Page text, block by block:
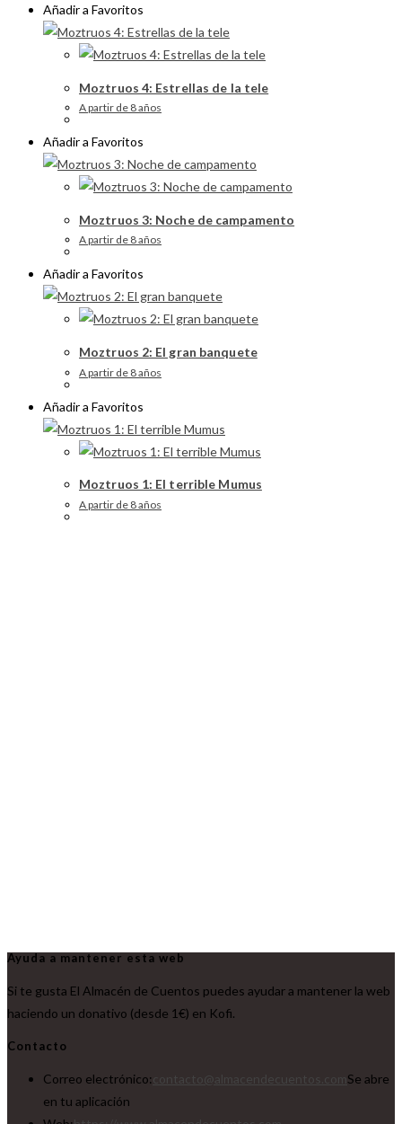
Añadir a Favoritos
Moztruos 4: Estrellas de la tele
A partir de 8 años
Añadir a Favoritos
Moztruos 3: Noche de campamento
A partir de 8 años
Añadir a Favoritos
Moztruos 2: El gran banquete
A partir de 8 años
Añadir a Favoritos
Moztruos 1: El terrible Mumus
A partir de 8 años
Ayuda a mantener esta web
Si te gusta El Almacén de Cuentos puedes ayudar a mantener la web
haciendo un donativo (desde 1€) en Kofi.
Contacto
Correo electrónico:
Se abre
en tu aplicación